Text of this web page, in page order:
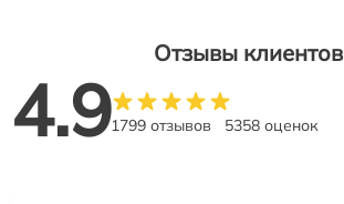
Отзывы клиентов
4.91799 отзывов 5358 оценок